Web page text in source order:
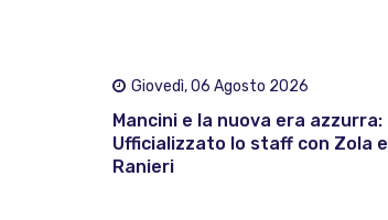
Giovedì, 06 Agosto 2026
Mancini e la nuova era azzurra:
Ufficializzato lo staff con Zola e
Ranieri